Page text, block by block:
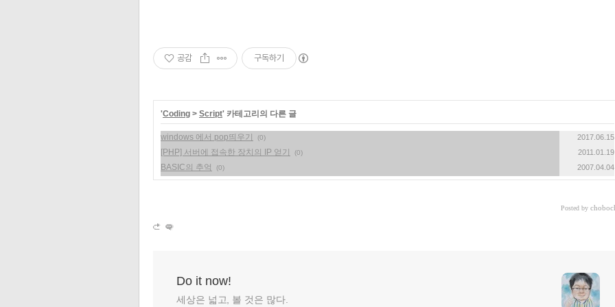
공감 구독하기
'Coding > Script' 카테고리의 다른 글
windows 에서 pop띄우기 (0) 2017.06.15
[PHP] 서버에 접속한 장치의 IP 얻기 (0) 2011.01.19
BASIC의 추억 (0) 2007.04.04
Posted by
Do it now!
세상은 넓고, 볼 것은 많다.